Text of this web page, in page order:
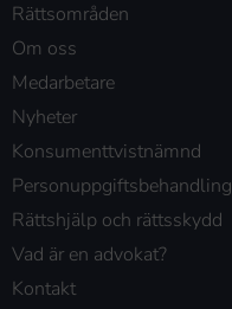
Rättsområden
Om oss
Medarbetare
Nyheter
Konsumenttvistnämnd
Personuppgiftsbehandling
Rättshjälp och rättsskydd
Vad är en advokat?
Kontakt